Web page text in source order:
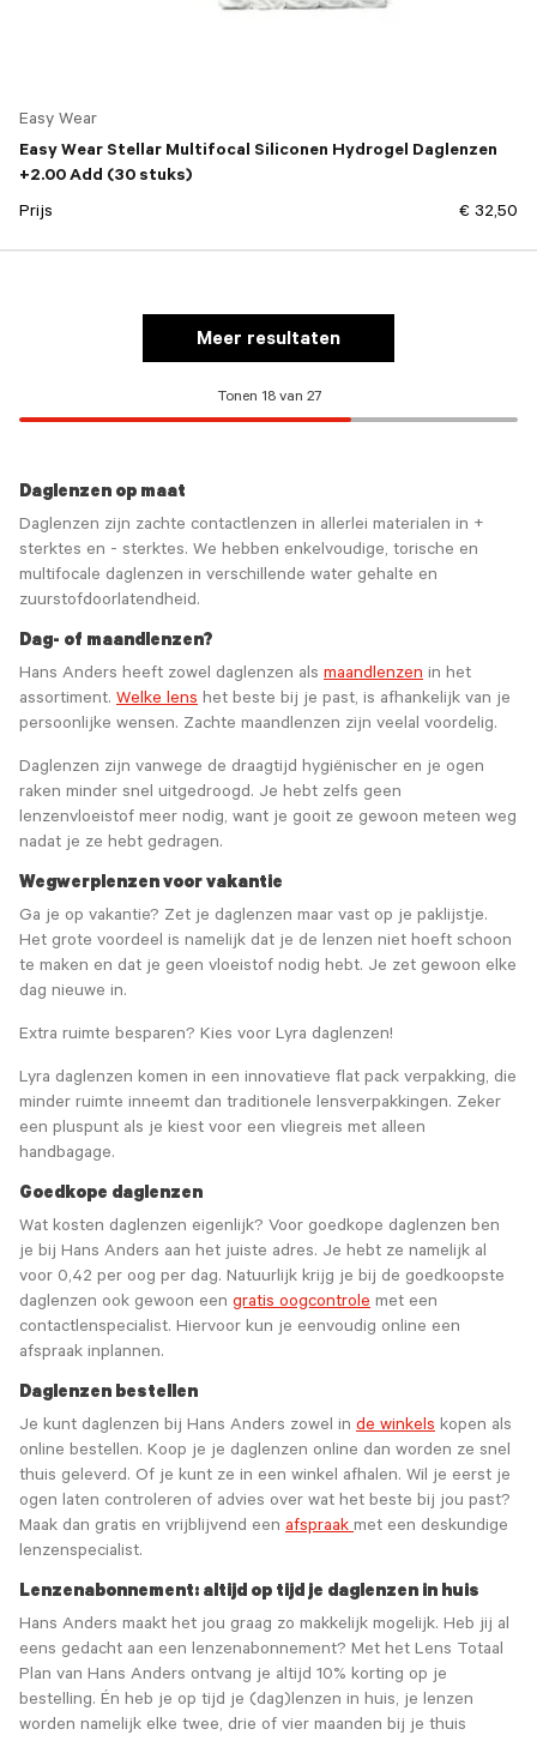
Easy Wear
Easy Wear Stellar Multifocal Siliconen Hydrogel Daglenzen
+2.00 Add (30 stuks)
Prijs
€ 32,50
Meer resultaten
Tonen 18 van 27
Daglenzen op maat
Daglenzen zijn zachte contactlenzen in allerlei materialen in +
sterktes en - sterktes. We hebben enkelvoudige, torische en
multifocale daglenzen in verschillende water gehalte en
zuurstofdoorlatendheid.
Dag- of maandlenzen?
Hans Anders heeft zowel daglenzen als maandlenzen in het
assortiment. Welke lens het beste bij je past, is afhankelijk van je
persoonlijke wensen. Zachte maandlenzen zijn veelal voordelig.
Daglenzen zijn vanwege de draagtijd hygiënischer en je ogen
raken minder snel uitgedroogd. Je hebt zelfs geen
lenzenvloeistof meer nodig, want je gooit ze gewoon meteen weg
nadat je ze hebt gedragen.
Wegwerplenzen voor vakantie
Ga je op vakantie? Zet je daglenzen maar vast op je paklijstje.
Het grote voordeel is namelijk dat je de lenzen niet hoeft schoon
te maken en dat je geen vloeistof nodig hebt. Je zet gewoon elke
dag nieuwe in.
Extra ruimte besparen? Kies voor Lyra daglenzen!
Lyra daglenzen komen in een innovatieve flat pack verpakking, die
minder ruimte inneemt dan traditionele lensverpakkingen. Zeker
een pluspunt als je kiest voor een vliegreis met alleen
handbagage.
Goedkope daglenzen
Wat kosten daglenzen eigenlijk? Voor goedkope daglenzen ben
je bij Hans Anders aan het juiste adres. Je hebt ze namelijk al
voor 0,42 per oog per dag. Natuurlijk krijg je bij de goedkoopste
daglenzen ook gewoon een gratis oogcontrole met een
contactlenspecialist. Hiervoor kun je eenvoudig online een
afspraak inplannen.
Daglenzen bestellen
Je kunt daglenzen bij Hans Anders zowel in de winkels kopen als
online bestellen. Koop je je daglenzen online dan worden ze snel
thuis geleverd. Of je kunt ze in een winkel afhalen. Wil je eerst je
ogen laten controleren of advies over wat het beste bij jou past?
Maak dan gratis en vrijblijvend een afspraakmet een deskundige
lenzenspecialist.
Lenzenabonnement: altijd op tijd je daglenzen in huis
Hans Anders maakt het jou graag zo makkelijk mogelijk. Heb jij al
eens gedacht aan een lenzenabonnement? Met het Lens Totaal
Plan van Hans Anders ontvang je altijd 10% korting op je
bestelling. Én heb je op tijd je (dag)lenzen in huis, je lenzen
worden namelijk elke twee, drie of vier maanden bij je thuis